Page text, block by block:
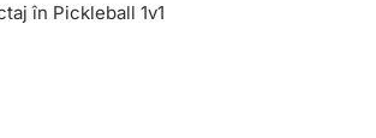
în Pickleball 1v1